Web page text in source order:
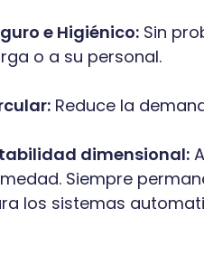
e Higiénico: Sin
o a su personal.
Reduce la
dimensional:
Siempre
los sistemas